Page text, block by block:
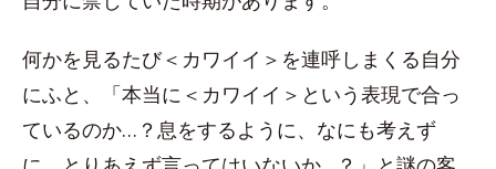
何かを見るたび＜カワイイ＞を連呼しまくる自分
にふと、「本当に＜カワイイ＞という表現で合っ
ているのか…？息をするように、なにも考えず